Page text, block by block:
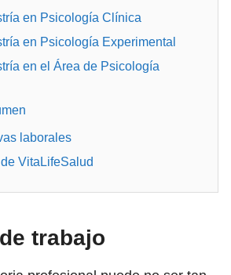
en Psicología Clínica
en Psicología Experimental
en el Área de Psicología
laborales
VitaLifeSalud
trabajo